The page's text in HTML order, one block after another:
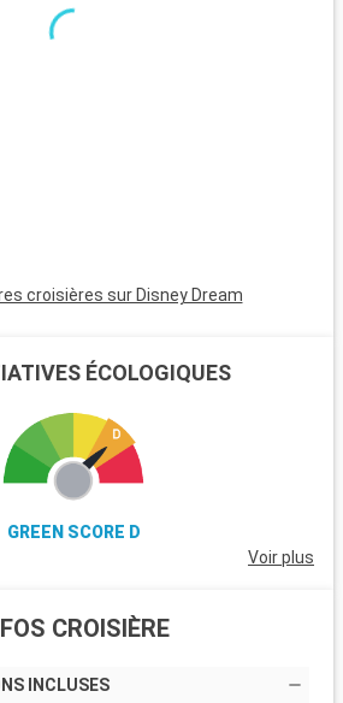
avec son atmosphère animée,
Art Déco. Pour une ambiance plus
croisières sur Disney Dream
ÉCOLOGIQUES
GREEN SCORE D
Voir plus
CROISIÈRE
INCLUSES